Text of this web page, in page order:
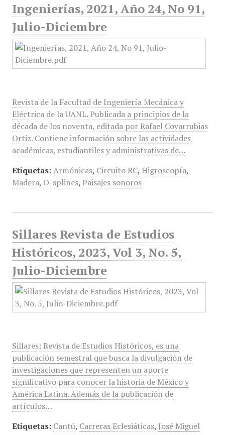
Ingenierías, 2021, Año 24, No 91,
Julio-Diciembre
Revista de la Facultad de Ingeniería Mecánica y
Eléctrica de la UANL. Publicada a principios de la
década de los noventa, editada por Rafael Covarrubias
Ortiz. Contiene información sobre las actividades
académicas, estudiantiles y administrativas de…
Etiquetas: Armónicas, Circuito RC, Higroscopía,
Madera, O-splines, Paisajes sonoros
Sillares Revista de Estudios
Históricos, 2023, Vol 3, No. 5,
Julio-Diciembre
Sillares: Revista de Estudios Históricos, es una
publicación semestral que busca la divulgación de
investigaciones que representen un aporte
significativo para conocer la historia de México y
América Latina. Además de la publicación de
artículos…
Etiquetas: Cantú, Carreras Eclesiáticas, José Miguel